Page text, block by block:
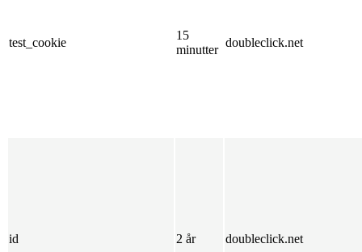
test_cookie
15
minutter
doubleclick.net
id 2 år doubleclick.net